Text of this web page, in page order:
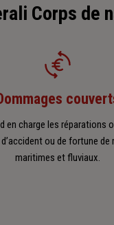
Corps de
en charge les réparations
ou de fortune de
maritimes et fluviaux.